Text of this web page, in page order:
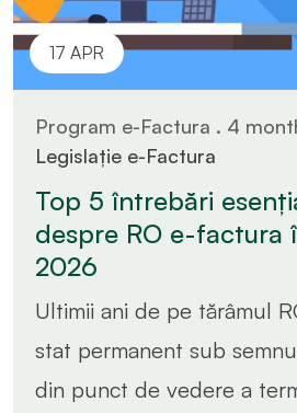
17 APR
Program e-Factura . 4
Legislație e-Factura
Top 5 întrebări
despre RO e-factura
2026
Ultimii ani de pe tărâmul
stat permanent sub
din punct de vedere a